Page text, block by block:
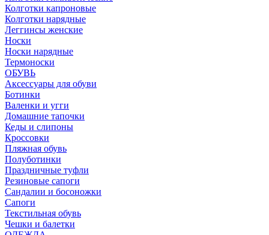
Колготки капроновые
Колготки нарядные
Леггинсы женские
Носки
Носки нарядные
Термоноски
ОБУВЬ
Аксессуары для обуви
Ботинки
Валенки и угги
Домашние тапочки
Кеды и слипоны
Кроссовки
Пляжная обувь
Полуботинки
Праздничные туфли
Резиновые сапоги
Сандалии и босоножки
Сапоги
Текстильная обувь
Чешки и балетки